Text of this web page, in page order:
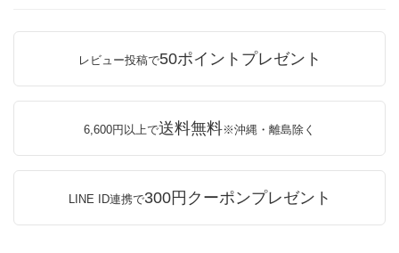
レビュー投稿で50ポイントプレゼント
6,600円以上で送料無料※沖縄・離島除く
LINE ID連携で300円クーポンプレゼント